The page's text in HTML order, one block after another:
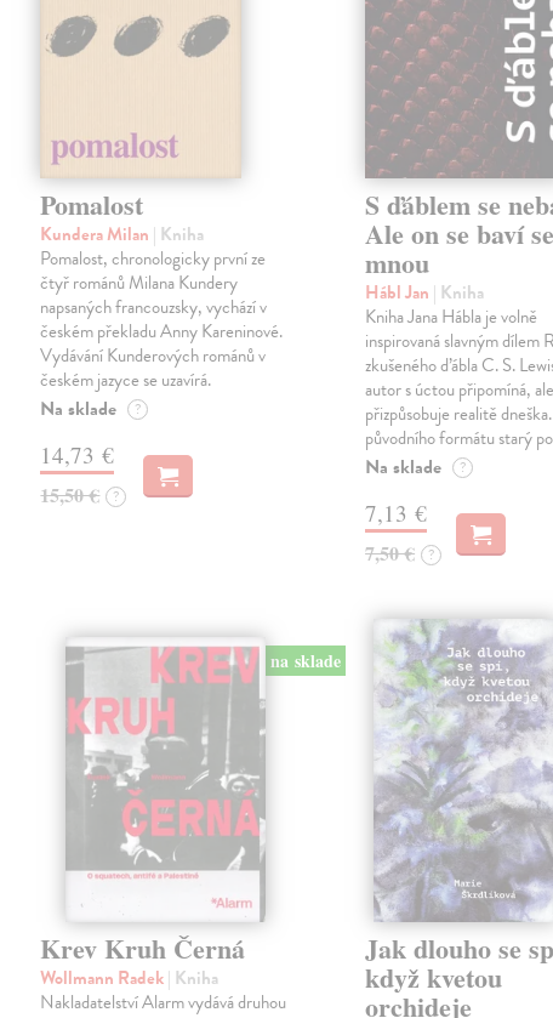
Pomalost
Kundera Milan | Kniha
Pomalost, chronologicky první ze
čtyř románů Milana Kundery
napsaných francouzsky, vychází v
českém překladu Anny Kareninové.
Vydávání Kunderových románů v
českém jazyce se uzavírá.
Na sklade ?
14,73 €
15,50 € ?
S ďáblem se
Ale on se baví se
mnou
Hábl Jan | Kniha
Kniha Jana Hábla je volně
inspirovaná slavným dílem
zkušeného ďábla C. S.
autor s úctou připomíná,
přizpůsobuje realitě
původního formátu starý
Na sklade ?
7,13 €
7,50 € ?
na sklade
Krev Kruh Černá
Wollmann Radek| Kniha
Nakladatelství Alarm vydává druhou
Jak dlouho se
když kvetou
orchideje